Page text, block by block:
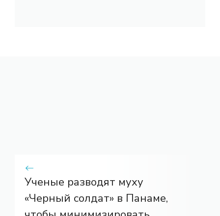
Ученые разводят муху
«Черный солдат» в Панаме,